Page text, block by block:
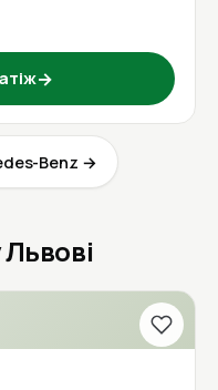
→
Benz →
Львові